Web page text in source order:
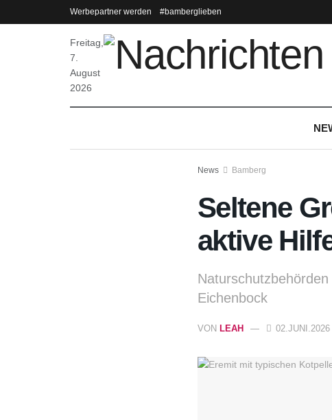
Werbepartner werden #bamberglieben
Freitag,
7.
August
2026
News Bamberg
Seltene
aktive
Eichenbock
VON LEAH